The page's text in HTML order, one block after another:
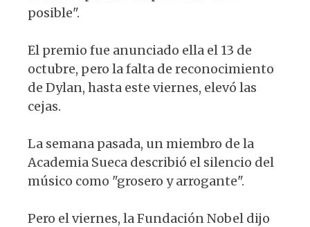
posible".
El premio fue anunciado ella el 13 de
octubre, pero la falta de reconocimiento
de Dylan, hasta este viernes, elevó las
cejas.
La semana pasada, un miembro de la
Academia Sueca describió el silencio del
músico como "grosero y arrogante".
Pero el viernes, la Fundación Nobel dijo